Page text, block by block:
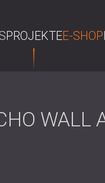
PROJEKTEE-SHOP
WALL